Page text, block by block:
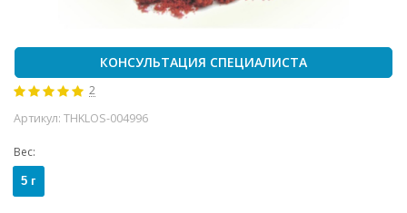
КОНСУЛЬТАЦИЯ СПЕЦИАЛИСТА
2
Артикул: THKLOS-004996
Вес:
5 г